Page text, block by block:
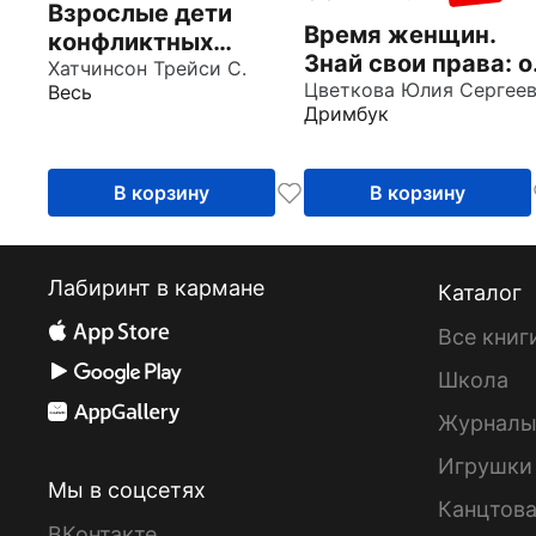
Взрослые дети
конфликтных
родителей. Как
освободиться от
Хатчинсон Трейси С.
Весь
В корзину
Время женщин.
Знай свои права:
харассмента до
Цветкова Юлия
Дримбук
В корзину
Лабиринт в кармане
Мы в соцсетях
Каталог
Все
Школа
Журналы
Игрушки